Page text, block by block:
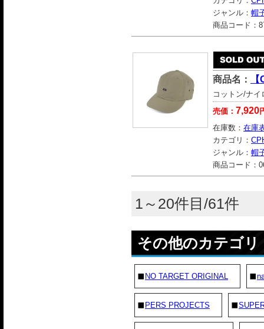
ジャンル： 帽
商品コード：
商品名：
コットン/ナ
売価： 7,920
在庫数： 在庫
カテゴリ：
ジャンル： 帽
商品コード：
1～20件目/61件
その他のカテゴリ
NO TARGET ORIGINAL
PERS PROJECTS